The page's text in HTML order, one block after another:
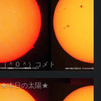
（＾０＾）コメト
★本日の太陽★